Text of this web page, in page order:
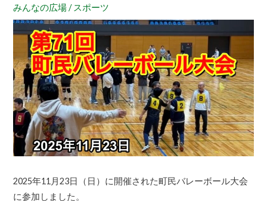
みんなの広場/ スポーツ
2025年11月23日（日）に開催された町民バレーボール大会
に参加しました。